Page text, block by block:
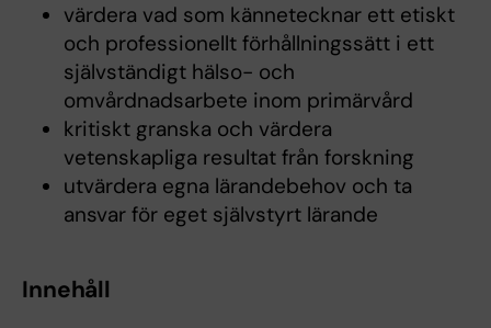
värdera vad som kännetecknar ett etiskt
och professionellt förhållningssätt i ett
självständigt hälso- och
omvårdnadsarbete inom primärvård
kritiskt granska och värdera
vetenskapliga resultat från forskning
utvärdera egna lärandebehov och ta
ansvar för eget självstyrt lärande
Innehåll